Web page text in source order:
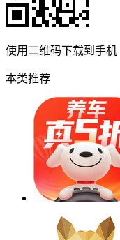
使用二维码下载到手机
本类推荐